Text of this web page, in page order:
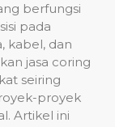
berfungsi
pada
kabel, dan
jasa coring
seiring
proyek
Artikel ini